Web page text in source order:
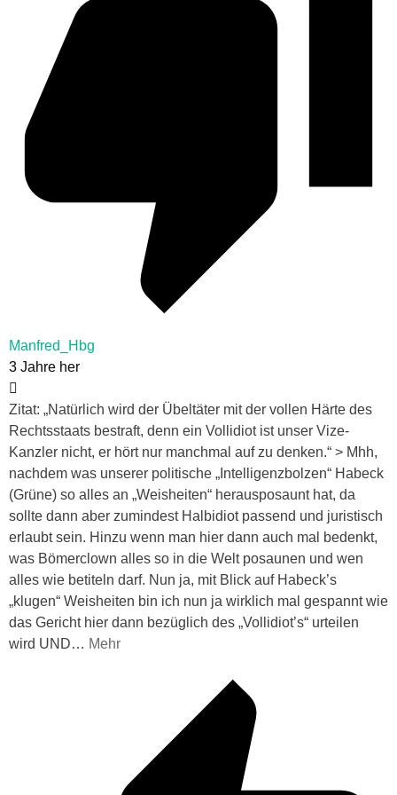
Manfred_Hbg
3 Jahre her
Zitat: „Natürlich wird der Übeltäter mit der vollen Härte des
Rechtsstaats bestraft, denn ein Vollidiot ist unser Vize-
Kanzler nicht, er hört nur manchmal auf zu denken.“ > Mhh,
nachdem was unserer politische „Intelligenzbolzen“ Habeck
(Grüne) so alles an „Weisheiten“ herausposaunt hat, da
sollte dann aber zumindest Halbidiot passend und juristisch
erlaubt sein. Hinzu wenn man hier dann auch mal bedenkt,
was Bömerclown alles so in die Welt posaunen und wen
alles wie betiteln darf. Nun ja, mit Blick auf Habeck’s
„klugen“ Weisheiten bin ich nun ja wirklich mal gespannt wie
das Gericht hier dann bezüglich des „Vollidiot’s“ urteilen
wird UND… Mehr